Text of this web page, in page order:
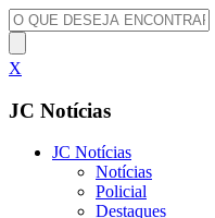
X
JC Notícias
JC Notícias
Notícias
Policial
Destaques